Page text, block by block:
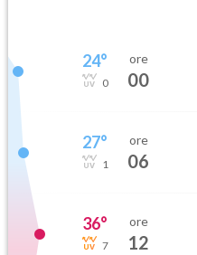
24°
0
ore
00
27°
1
ore
06
36°
7
ore
12